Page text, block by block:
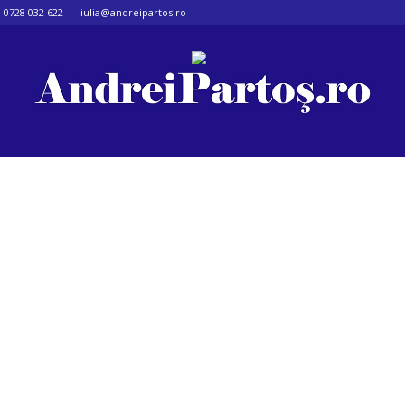
0728 032 622 iulia@andreipartos.ro